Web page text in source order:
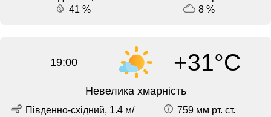
41 %
8 %
19:00 +31°C
Невелика хмарність
Південно-східний, 1.4 м/
759 мм рт. ст.